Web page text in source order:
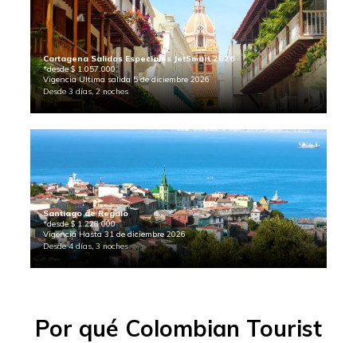
Cartagena Salidas Especiales JetSmart 2026
*desde $ 1.057.000
Vigencia Ultima salida 5 de diciembre 2026
Desde 3 días, 2 noches
Santiago de Regalo
*desde $ 1.228.000
Vigencia Hasta 31 de diciembre 2026
Desde 4 días, 3 noches
Por qué Colombian Tourist